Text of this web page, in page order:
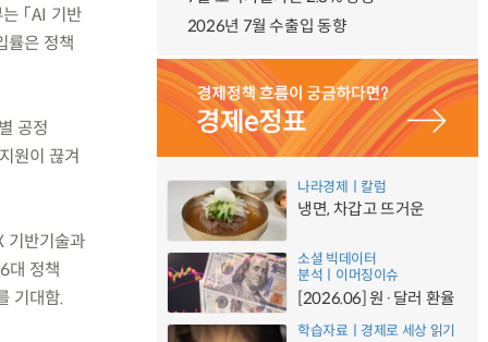
「AI 기반
률은 정책
공정
원이 끊겨
기반기술과
대 정책
기대함.
2026년 7월 수출입 동향
나라경제ㅣ칼럼
냉면, 차갑고 뜨거운
소셜 빅데이터
분석ㅣ이머징이슈
[2026.06] 원·달러 환율
학습자료ㅣ경제로 세상 읽기